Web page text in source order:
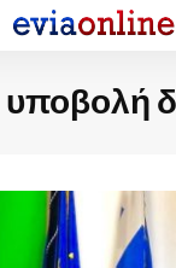
υποβολή